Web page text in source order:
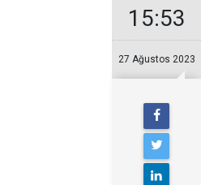
15:53
27 Ağustos 2023